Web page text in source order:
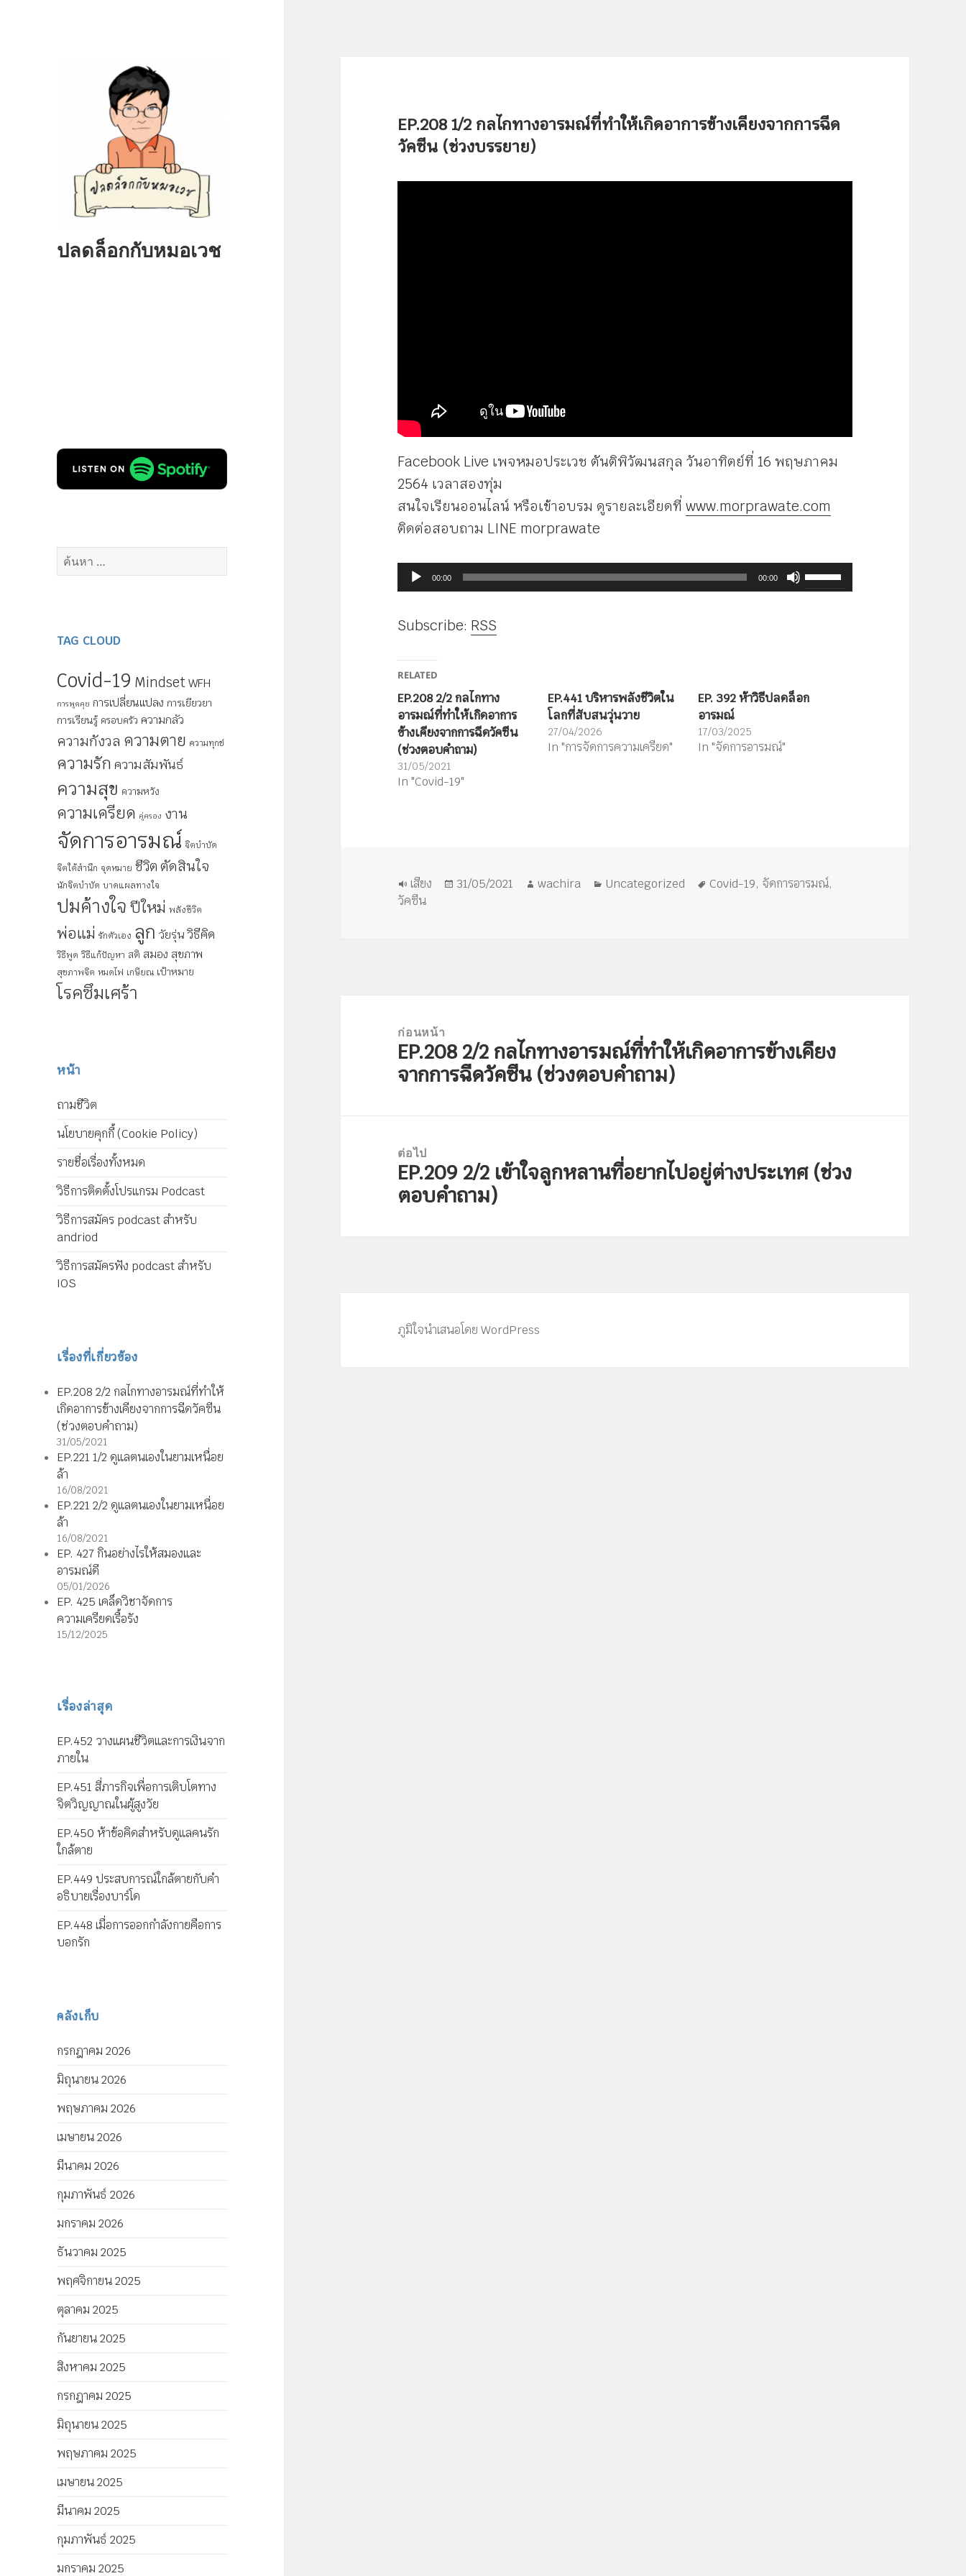
ปลดล็อกกับหมอเวช
ค้นหา
TAG CLOUD
Covid-19 Mindset WFH
การพูดคุย การเปลี่ยนแปลง การเยียวยา
การเรียนรู้ ครอบครัว ความกลัว
ความกังวล ความตาย ความทุกข์
ความรัก ความสัมพันธ์
ความสุข ความหวัง
ความเครียด คู่ครอง งาน
จัดการอารมณ์ จิตบำบัด
จิตใต้สำนึก จุดหมาย ชีวิต ตัดสินใจ
นักจิตบำบัด บาดแผลทางใจ
ปมค้างใจ ปีใหม่ พลังชีวิต
พ่อแม่ รักตัวเอง ลูก วัยรุ่นวิธีคิด
วิธีพูด วิธีแก้ปัญหา สติ สมอง สุขภาพ
สุขภาพจิต หมดไฟ เกษียณ เป้าหมาย
โรคซึมเศร้า
หน้า
ถามชีวิต
นโยบายคุกกี้ (Cookie Policy)
รายชื่อเรื่องทั้งหมด
วิธีการติดตั้งโปรแกรม Podcast
วิธีการสมัคร podcast สำหรับ
andriod
วิธีการสมัครฟัง podcast สำหรับ
IOS
เรื่องที่เกี่ยวข้อง
EP.208 2/2 กลไกทางอารมณ์ที่ทำให้
เกิดอาการข้างเคียงจากการฉีดวัคซีน
(ช่วงตอบคำถาม)
31/05/2021
EP.221 1/2 ดูแลตนเองในยามเหนื่อย
ล้า
16/08/2021
EP.221 2/2 ดูแลตนเองในยามเหนื่อย
ล้า
16/08/2021
EP. 427 กินอย่างไรให้สมองและ
อารมณ์ดี
05/01/2026
EP. 425 เคล็ดวิชาจัดการ
ความเครียดเรื้อรัง
15/12/2025
เรื่องล่าสุด
EP.452 วางแผนชีวิตและการเงินจาก
ภายใน
EP.451 สี่ภารกิจเพื่อการเติบโตทาง
จิตวิญญาณในผู้สูงวัย
EP.450 ห้าข้อคิดสำหรับดูแลคนรัก
ใกล้ตาย
EP.449 ประสบการณ์ใกล้ตายกับคำ
อธิบายเรื่องบาร์โด
EP.448 เมื่อการออกกำลังกายคือการ
บอกรัก
คลังเก็บ
กรกฎาคม 2026
มิถุนายน 2026
พฤษภาคม 2026
เมษายน 2026
มีนาคม 2026
กุมภาพันธ์ 2026
มกราคม 2026
ธันวาคม 2025
พฤศจิกายน 2025
ตุลาคม 2025
กันยายน 2025
สิงหาคม 2025
กรกฎาคม 2025
มิถุนายน 2025
พฤษภาคม 2025
เมษายน 2025
มีนาคม 2025
กุมภาพันธ์ 2025
มกราคม 2025
EP.208 1/2 กลไกทางอารมณ์ที่ทำให้เกิดอาการข้างเคียงจากการฉีด
วัคซีน (ช่วงบรรยาย)
Facebook Live เพจหมอประเวช ตันติพิวัฒนสกุล วันอาทิตย์ที่ 16 พฤษภาคม
2564 เวลาสองทุ่ม
สนใจเรียนออนไลน์ หรือเข้าอบรม ดูรายละเอียดที่www.morprawate.com
ติดต่อสอบถาม LINE morprawate
ตัว
เล่น
ไฟล์
00:00 00:00
ใช้
ปุ่ม
เพื่อ
Subscribe: RSS
RELATED
EP.208 2/2 กลไกทาง
อารมณ์ที่ทำให้เกิดอาการ
ข้างเคียงจากการฉีดวัคซีน
(ช่วงตอบคำถาม)
31/05/2021
In "Covid-19"
EP.441 บริหารพลังชีวิตใน
โลกที่สับสนวุ่นวาย
27/04/2026
In "การจัดการความเครียด"
EP. 392 ห้าวิธีปลดล็อก
อารมณ์
17/03/2025
In "จัดการอารมณ์"
รูป
แบบ
เสียง
เขียน
31/05/2021
ผู้
wachira
หมวด
Uncategorized
ป้าย
Covid-19, จัดการอารมณ์,
วัคซีน
ก่อนหน้า
เรื่อง
ก่อน
EP.208 2/2 กลไกทางอารมณ์ที่ทำให้เกิดอาการข้างเคียง
จากการฉีดวัคซีน (ช่วงตอบคำถาม)
ต่อไป
เรื่อง
ต่อ
EP.209 2/2 เข้าใจลูกหลานที่อยากไปอยู่ต่างประเทศ (ช่วง
ตอบคำถาม)
ภูมิใจนำเสนอโดย WordPress